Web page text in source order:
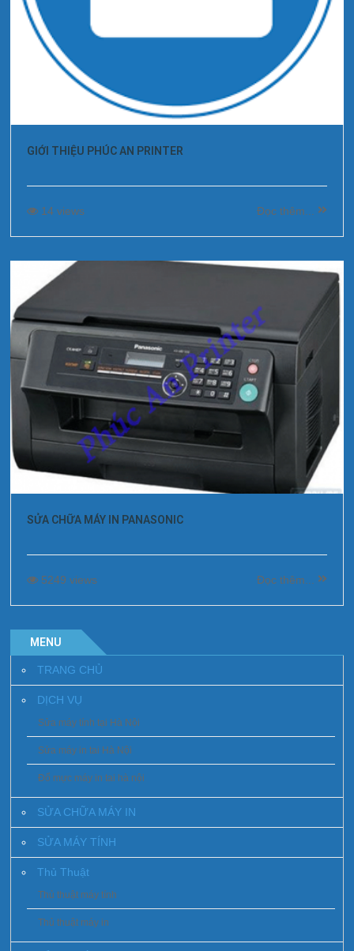
GIỚI THIỆU PHÚC AN PRINTER
14 views Đọc thêm...
SỬA CHỮA MÁY IN PANASONIC
5249 views Đọc thêm...
MENU
TRANG CHỦ
DỊCH VỤ
Sửa máy tính tại Hà Nội
Sửa máy in tai Hà Nội
Đổ mực máy in tai hà nội
SỬA CHỮA MÁY IN
SỬA MÁY TÍNH
Thủ Thuật
Thủ thuật máy tính
Thủ thuật máy in